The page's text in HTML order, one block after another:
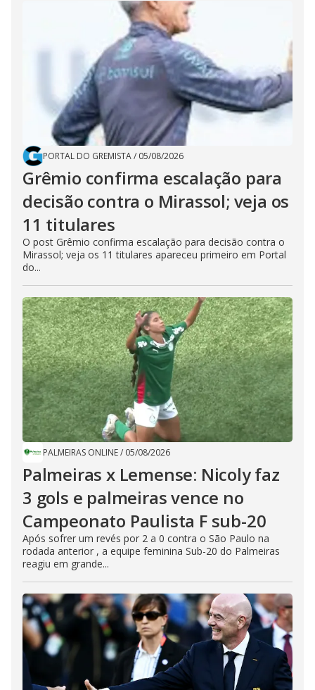
PORTAL DO GREMISTA/ 05/08/2026
Grêmio confirma escalação para
decisão contra o Mirassol; veja os
11 titulares
O post Grêmio confirma escalação para decisão contra o
Mirassol; veja os 11 titulares apareceu primeiro em Portal
do...
PALMEIRAS ONLINE/ 05/08/2026
Palmeiras x Lemense: Nicoly faz
3 gols e palmeiras vence no
Campeonato Paulista F sub-20
Após sofrer um revés por 2 a 0 contra o São Paulo na
rodada anterior , a equipe feminina Sub-20 do Palmeiras
reagiu em grande...